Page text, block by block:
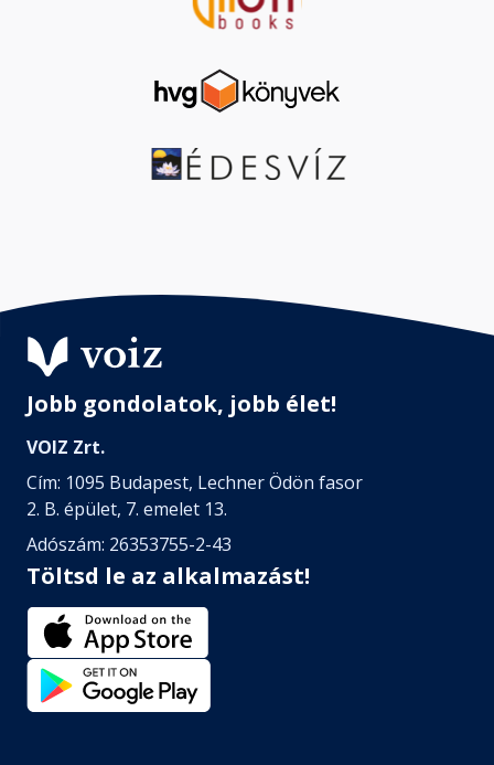
Jobb gondolatok, jobb élet!
VOIZ Zrt.
Cím: 1095 Budapest, Lechner Ödön fasor
2. B. épület, 7. emelet 13.
Adószám: 26353755-2-43
Töltsd le az alkalmazást!